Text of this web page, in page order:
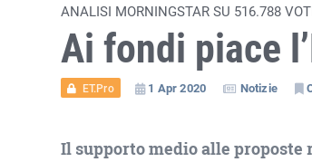
ANALISI MORNINGSTAR SU 516.788
Ai fondi piace
ET.Pro 1 Apr 2020 Notizie
Il supporto medio alle proposte